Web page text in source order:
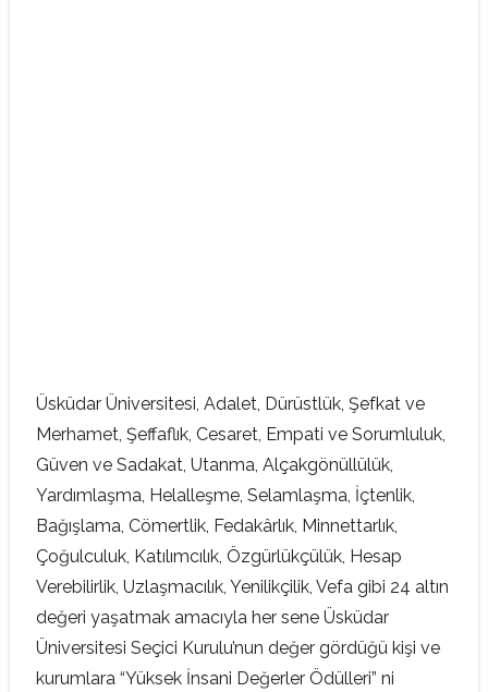
Üsküdar Üniversitesi, Adalet, Dürüstlük, Şefkat ve
Merhamet, Şeffaflık, Cesaret, Empati ve Sorumluluk,
Güven ve Sadakat, Utanma, Alçakgönüllülük,
Yardımlaşma, Helalleşme, Selamlaşma, İçtenlik,
Bağışlama, Cömertlik, Fedakârlık, Minnettarlık,
Çoğulculuk, Katılımcılık, Özgürlükçülük, Hesap
Verebilirlik, Uzlaşmacılık, Yenilikçilik, Vefa gibi 24 altın
değeri yaşatmak amacıyla her sene Üsküdar
Üniversitesi Seçici Kurulu’nun değer gördüğü kişi ve
kurumlara “Yüksek İnsani Değerler Ödülleri” ni